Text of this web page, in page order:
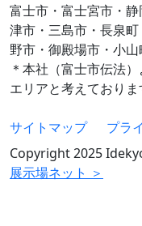
富士市・富士宮市・
津市・三島市・長泉
野市・御殿場市・小山
＊本社（富士市伝法
エリアと考えておりま
サイトマップ
プラ
Copyright 2025
展示場ネット ＞